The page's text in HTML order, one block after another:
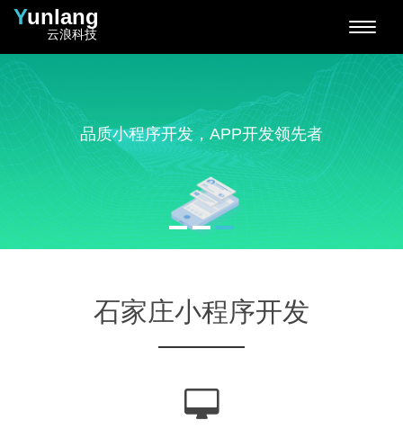
Yunlang
云浪科技
小程序开发、APP开发与软件开发的优选服务商
石家庄小程序开发